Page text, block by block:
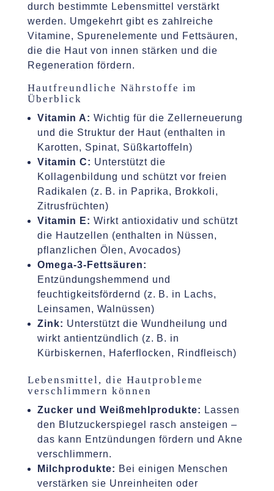
durch bestimmte Lebensmittel verstärkt
werden. Umgekehrt gibt es zahlreiche
Vitamine, Spurenelemente und Fettsäuren,
die die Haut von innen stärken und die
Regeneration fördern.
Hautfreundliche Nährstoffe im
Überblick
Vitamin A: Wichtig für die Zellerneuerung
und die Struktur der Haut (enthalten in
Karotten, Spinat, Süßkartoffeln)
Vitamin C: Unterstützt die
Kollagenbildung und schützt vor freien
Radikalen (z. B. in Paprika, Brokkoli,
Zitrusfrüchten)
Vitamin E: Wirkt antioxidativ und schützt
die Hautzellen (enthalten in Nüssen,
pflanzlichen Ölen, Avocados)
Omega-3-Fettsäuren:
Entzündungshemmend und
feuchtigkeitsfördernd (z. B. in Lachs,
Leinsamen, Walnüssen)
Zink: Unterstützt die Wundheilung und
wirkt antientzündlich (z. B. in
Kürbiskernen, Haferflocken, Rindfleisch)
Lebensmittel, die Hautprobleme
verschlimmern können
Zucker und Weißmehlprodukte: Lassen
den Blutzuckerspiegel rasch ansteigen –
das kann Entzündungen fördern und Akne
verschlimmern.
Milchprodukte: Bei einigen Menschen
verstärken sie Unreinheiten oder